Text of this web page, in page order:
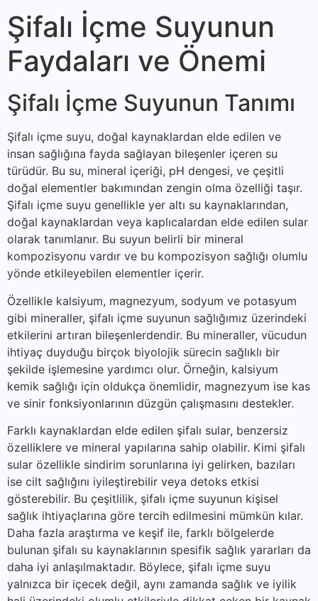
Şifalı İçme Suyunun
Faydaları ve Önemi
Şifalı İçme Suyunun Tanımı
Şifalı içme suyu, doğal kaynaklardan elde edilen ve
insan sağlığına fayda sağlayan bileşenler içeren su
türüdür. Bu su, mineral içeriği, pH dengesi, ve çeşitli
doğal elementler bakımından zengin olma özelliği taşır.
Şifalı içme suyu genellikle yer altı su kaynaklarından,
doğal kaynaklardan veya kaplıcalardan elde edilen sular
olarak tanımlanır. Bu suyun belirli bir mineral
kompozisyonu vardır ve bu kompozisyon sağlığı olumlu
yönde etkileyebilen elementler içerir.
Özellikle kalsiyum, magnezyum, sodyum ve potasyum
gibi mineraller, şifalı içme suyunun sağlığımız üzerindeki
etkilerini artıran bileşenlerdendir. Bu mineraller, vücudun
ihtiyaç duyduğu birçok biyolojik sürecin sağlıklı bir
şekilde işlemesine yardımcı olur. Örneğin, kalsiyum
kemik sağlığı için oldukça önemlidir, magnezyum ise kas
ve sinir fonksiyonlarının düzgün çalışmasını destekler.
Farklı kaynaklardan elde edilen şifalı sular, benzersiz
özelliklere ve mineral yapılarına sahip olabilir. Kimi şifalı
sular özellikle sindirim sorunlarına iyi gelirken, bazıları
ise cilt sağlığını iyileştirebilir veya detoks etkisi
gösterebilir. Bu çeşitlilik, şifalı içme suyunun kişisel
sağlık ihtiyaçlarına göre tercih edilmesini mümkün kılar.
Daha fazla araştırma ve keşif ile, farklı bölgelerde
bulunan şifalı su kaynaklarının spesifik sağlık yararları da
daha iyi anlaşılmaktadır. Böylece, şifalı içme suyu
yalnızca bir içecek değil, aynı zamanda sağlık ve iyilik